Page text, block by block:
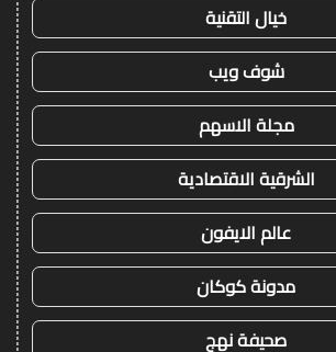
خيال التقنية
شوف ويب
مجلة الاسهم
الشرقية الاقتصادية
عالم الايفون
مدونة كوكان
صحيفة نهج